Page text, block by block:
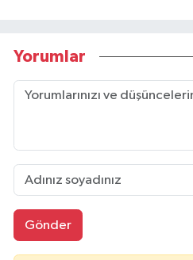
Yorumlar
Gönder